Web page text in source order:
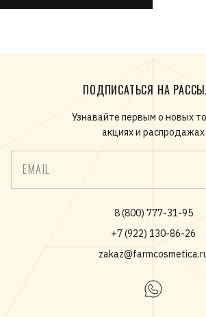
ПОДПИСАТЬСЯ НА
Узнавайте первым о новых
акциях и распродажах
EMAIL
8 (800) 777-31-95
+7 (922) 130-86-26